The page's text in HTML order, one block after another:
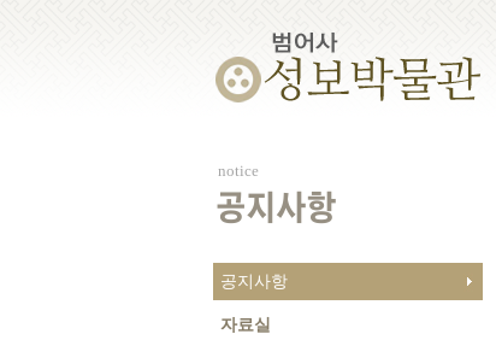
notice
공지사항
공지사항
자료실